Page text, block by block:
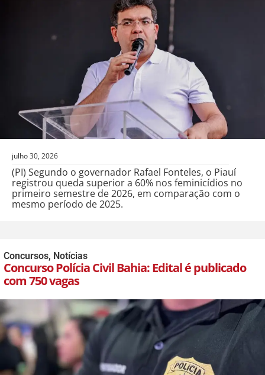
julho 30, 2026
(PI) Segundo o governador Rafael Fonteles, o Piauí
registrou queda superior a 60% nos feminicídios no
primeiro semestre de 2026, em comparação com o
mesmo período de 2025.
Concursos, Notícias
Concurso Polícia Civil Bahia: Edital é publicado
com 750 vagas